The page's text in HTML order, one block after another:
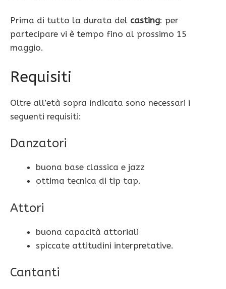
Prima di tutto la durata del casting: per
partecipare vi è tempo fino al prossimo 15
maggio.
Requisiti
Oltre all’età sopra indicata sono necessari i
seguenti requisiti:
Danzatori
buona base classica e jazz
ottima tecnica di tip tap.
Attori
buona capacità attoriali
spiccate attitudini interpretative.
Cantanti